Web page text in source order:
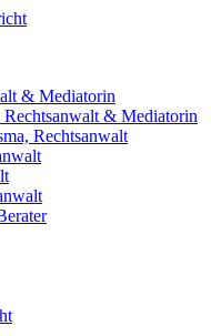
& Mediatorin
& Mediatorin
Rechtsanwalt